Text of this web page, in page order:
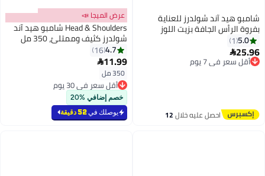
آند شولدرز للعناية
الجافة بزيت اللوز
7 يوم
احصل عليه خلال12
اغسطس
عرض الميجا 📣
Head & Shoulders شامبو هيد آند
شولدرز كثيف وممتلئ، 350 مل
أقل سعر في 30 يوم
أقل سعر في 30 يوم
خصم إضافي %20
يوصلك في52 دقيقة